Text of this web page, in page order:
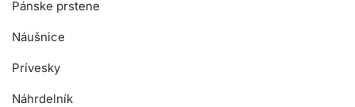
Pánske prstene
Náušnice
Prívesky
Náhrdelník